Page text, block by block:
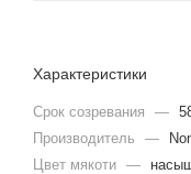
Характеристики
Срок созревания —
Производитель
—
Цвет мякоти —